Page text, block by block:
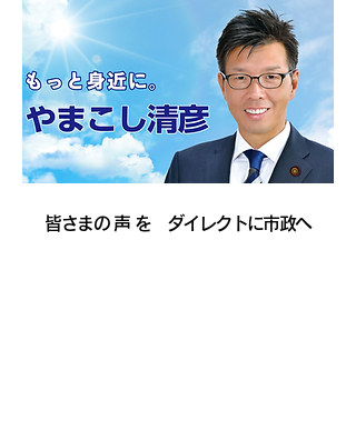
皆さまの 声 を ダイレクトに市政へ